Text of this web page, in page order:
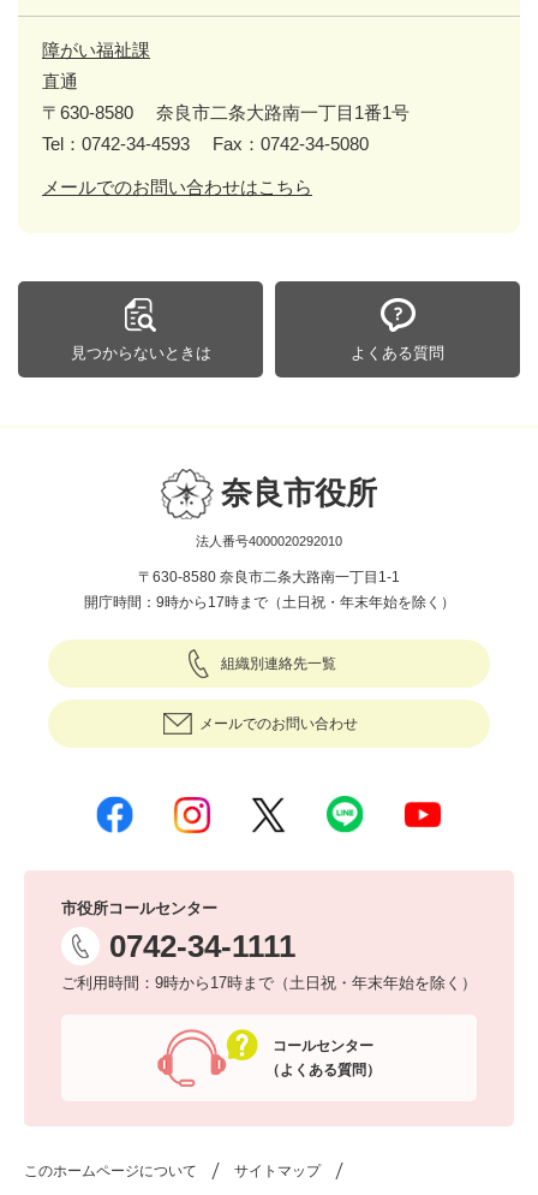
障がい福祉課
直通
〒630-8580
奈良市二条大路南一丁目1番1号
Tel：0742-34-4593
Fax：0742-34-5080
メールでのお問い合わせはこちら
見つからないときは よくある質問
奈良市役所
法人番号4000020292010
〒630-8580 奈良市二条大路南一丁目1-1
開庁時間：9時から17時まで（土日祝・年末年始を除く）
組織別連絡先一覧
メールでのお問い合わせ
市役所コールセンター
0742-34-1111
ご利用時間：9時から17時まで（土日祝・年末年始を除く）
コールセンター
（よくある質問）
このホームページについて サイトマップ